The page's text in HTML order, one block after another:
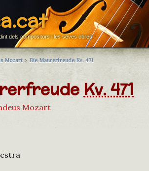
dels compositors i les seves obres
Mozart> Die Maurerfreude Kv. 471
Kv. 471
Mozart